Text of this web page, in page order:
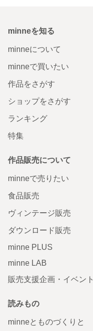
minneを知る
minneについて
minneで買いたい
作品をさがす
ショップをさがす
ランキング
特集
作品販売について
minneで売りたい
食品販売
ヴィンテージ販売
ダウンロード販売
minne PLUS
minne LAB
販売支援企画・イベント
読みもの
minneとものづくりと